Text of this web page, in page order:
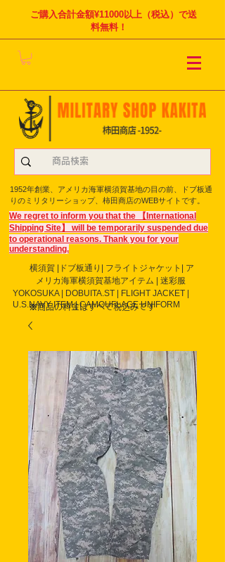
ご購入合計金額¥11000以上（税込）で送
料無料！
1952年創業、アメリカ海軍横須賀基地の目の前、ドブ板通
りのミリタリーショップ、柿田商店のWEBサイトです。
We regret to inform you that the 【International
Shipping Site】 will be temporarily suspended due
to operational reasons. Thank you for your
understanding.
横須賀 |ドブ板通り| フライト ジャケット| ア
メリカ海軍横須賀基地アイテム | 迷彩服
YOKOSUKA | DOBUITA.ST | FLIGHT JACKET |
U.S.NAVY ITEM | CAMOUFLAGE UNIFORM
※商品の料金はすべて税込みです